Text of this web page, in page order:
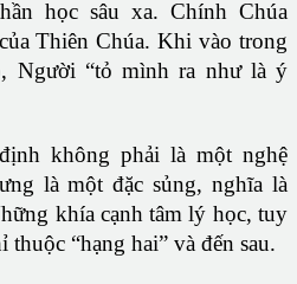
học sâu xa. Chính Chúa
Thiên Chúa. Khi vào trong
Người “tỏ mình ra như là ý
không phải là một nghệ
là một đặc sủng, nghĩa là
khía cạnh tâm lý học, tuy
“hạng hai” và đến sau.